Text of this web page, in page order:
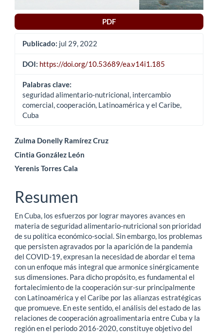
PDF
Publicado: jul 29, 2022
DOI: https://doi.org/10.53689/ea.v14i1.185
Palabras clave:
seguridad alimentario-nutricional, intercambio
comercial, cooperación, Latinoamérica y el Caribe,
Cuba
Contenido
principal
artículo
Zulma Donelly Ramírez Cruz
Cintia González León
Yerenis Torres Cala
Resumen
En Cuba, los esfuerzos por lograr mayores avances en
materia de seguridad alimentario-nutricional son prioridad
de su política económico-social. Sin embargo, los problemas
que persisten agravados por la aparición de la pandemia
del COVID-19, expresan la necesidad de abordar el tema
con un enfoque más integral que armonice sinérgicamente
sus dimensiones. Para dicho propósito, es fundamental el
fortalecimiento de la cooperación sur-sur principalmente
con Latinoamérica y el Caribe por las alianzas estratégicas
que promueve. En este sentido, el análisis del estado de las
relaciones de cooperación agroalimentaria entre Cuba y la
región en el periodo 2016-2020, constituye objetivo del